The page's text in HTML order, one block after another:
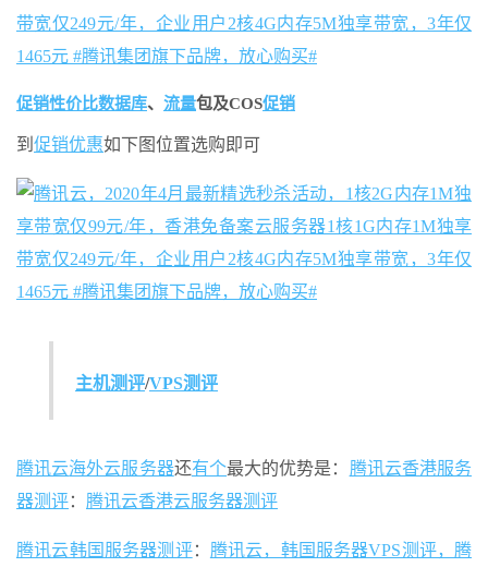
促销性价比数据库、 流量包及COS促销
到 促销优惠如下图位置选购即可
主机测评/VPS测评
腾讯云海外云服务器还有个最大的优势是： 腾讯云香港服务
器测评： 腾讯云香港云服务器测评
腾讯云韩国服务器测评： 腾讯云，韩国服务器VPS测评，腾